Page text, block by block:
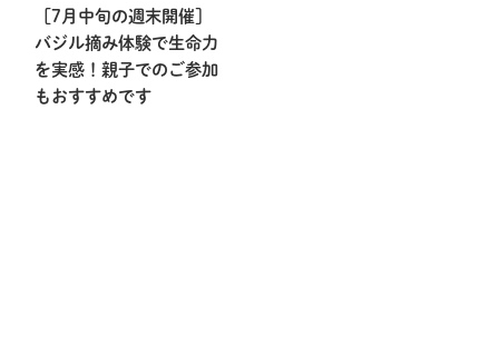
［7月中旬の週末開催］
バジル摘み体験で生命力
を実感！親子でのご参加
もおすすめです